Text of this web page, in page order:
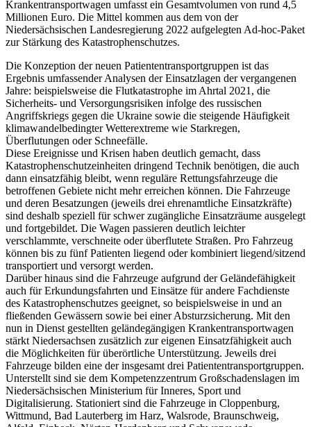
Krankentransportwagen umfasst ein Gesamtvolumen von rund 4,5
Millionen Euro. Die Mittel kommen aus dem von der
Niedersächsischen Landesregierung 2022 aufgelegten Ad-hoc-Paket
zur Stärkung des Katastrophenschutzes.
Die Konzeption der neuen Patiententransportgruppen ist das
Ergebnis umfassender Analysen der Einsatzlagen der vergangenen
Jahre: beispielsweise die Flutkatastrophe im Ahrtal 2021, die
Sicherheits- und Versorgungsrisiken infolge des russischen
Angriffskriegs gegen die Ukraine sowie die steigende Häufigkeit
klimawandelbedingter Wetterextreme wie Starkregen,
Überflutungen oder Schneefälle.
Diese Ereignisse und Krisen haben deutlich gemacht, dass
Katastrophenschutzeinheiten dringend Technik benötigen, die auch
dann einsatzfähig bleibt, wenn reguläre Rettungsfahrzeuge die
betroffenen Gebiete nicht mehr erreichen können. Die Fahrzeuge
und deren Besatzungen (jeweils drei ehrenamtliche Einsatzkräfte)
sind deshalb speziell für schwer zugängliche Einsatzräume ausgelegt
und fortgebildet. Die Wagen passieren deutlich leichter
verschlammte, verschneite oder überflutete Straßen. Pro Fahrzeug
können bis zu fünf Patienten liegend oder kombiniert liegend/sitzend
transportiert und versorgt werden.
Darüber hinaus sind die Fahrzeuge aufgrund der Geländefähigkeit
auch für Erkundungsfahrten und Einsätze für andere Fachdienste
des Katastrophenschutzes geeignet, so beispielsweise in und an
fließenden Gewässern sowie bei einer Absturzsicherung. Mit den
nun in Dienst gestellten geländegängigen Krankentransportwagen
stärkt Niedersachsen zusätzlich zur eigenen Einsatzfähigkeit auch
die Möglichkeiten für überörtliche Unterstützung. Jeweils drei
Fahrzeuge bilden eine der insgesamt drei Patiententransportgruppen.
Unterstellt sind sie dem Kompetenzzentrum Großschadenslagen im
Niedersächsischen Ministerium für Inneres, Sport und
Digitalisierung. Stationiert sind die Fahrzeuge in Cloppenburg,
Wittmund, Bad Lauterberg im Harz, Walsrode, Braunschweig,